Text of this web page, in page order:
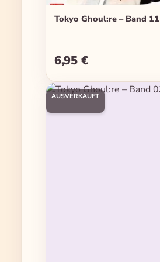
Tokyo Ghoul:re – Band 11
Regulärer Preis:
6,95 €
AUSVERKAUFT